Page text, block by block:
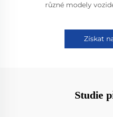
různé modely
Získat
Studie